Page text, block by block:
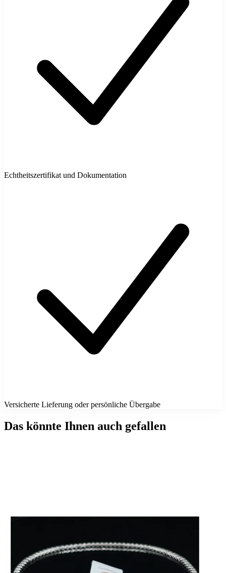
Echtheitszertifikat und Dokumentation
Versicherte Lieferung oder persönliche Übergabe
Das könnte Ihnen auch gefallen